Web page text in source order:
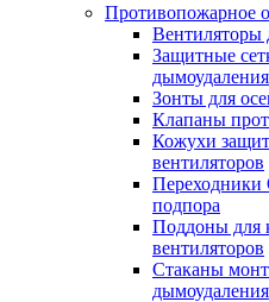
Противопожарное
Вентиляторы
Защитные
дымоудаления
Зонты для
Клапаны
Кожухи
вентиляторов
Переходники
подпора
Поддоны для
вентиляторов
Стаканы
дымоудаления